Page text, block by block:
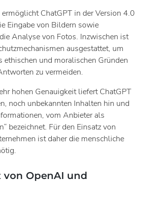
ChatGPT in der Version 4.0
Eingabe von Bildern sowie
Analyse von Fotos. Inzwischen ist
ausgestattet, um
ethischen und moralischen Gründen
zu vermeiden.
hohen Genauigkeit liefert ChatGPT
noch unbekannten Inhalten hin und
vom Anbieter als
bezeichnet. Für den Einsatz von
ist daher die menschliche
von OpenAI und